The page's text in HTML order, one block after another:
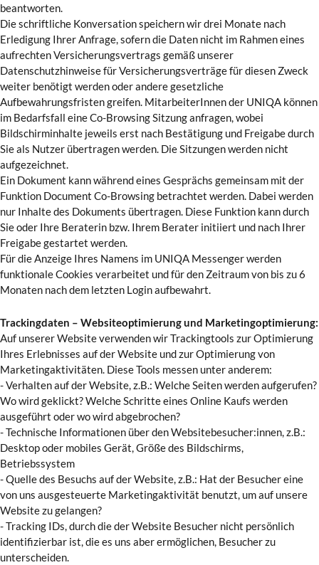
beantworten.
Die schriftliche Konversation speichern wir drei Monate nach
Erledigung Ihrer Anfrage, sofern die Daten nicht im Rahmen eines
aufrechten Versicherungsvertrags gemäß unserer
Datenschutzhinweise für Versicherungsverträge für diesen Zweck
weiter benötigt werden oder andere gesetzliche
Aufbewahrungsfristen greifen. MitarbeiterInnen der UNIQA können
im Bedarfsfall eine Co-Browsing Sitzung anfragen, wobei
Bildschirminhalte jeweils erst nach Bestätigung und Freigabe durch
Sie als Nutzer übertragen werden. Die Sitzungen werden nicht
aufgezeichnet.
Ein Dokument kann während eines Gesprächs gemeinsam mit der
Funktion Document Co-Browsing betrachtet werden. Dabei werden
nur Inhalte des Dokuments übertragen. Diese Funktion kann durch
Sie oder Ihre Beraterin bzw. Ihrem Berater initiiert und nach Ihrer
Freigabe gestartet werden.
Für die Anzeige Ihres Namens im UNIQA Messenger werden
funktionale Cookies verarbeitet und für den Zeitraum von bis zu 6
Monaten nach dem letzten Login aufbewahrt.
Trackingdaten – Websiteoptimierung und Marketingoptimierung:
Auf unserer Website verwenden wir Trackingtools zur Optimierung
Ihres Erlebnisses auf der Website und zur Optimierung von
Marketingaktivitäten. Diese Tools messen unter anderem:
- Verhalten auf der Website, z.B.: Welche Seiten werden aufgerufen?
Wo wird geklickt? Welche Schritte eines Online Kaufs werden
ausgeführt oder wo wird abgebrochen?
- Technische Informationen über den Websitebesucher:innen, z.B.:
Desktop oder mobiles Gerät, Größe des Bildschirms,
Betriebssystem
- Quelle des Besuchs auf der Website, z.B.: Hat der Besucher eine
von uns ausgesteuerte Marketingaktivität benutzt, um auf unsere
Website zu gelangen?
- Tracking IDs, durch die der Website Besucher nicht persönlich
identifizierbar ist, die es uns aber ermöglichen, Besucher zu
unterscheiden.